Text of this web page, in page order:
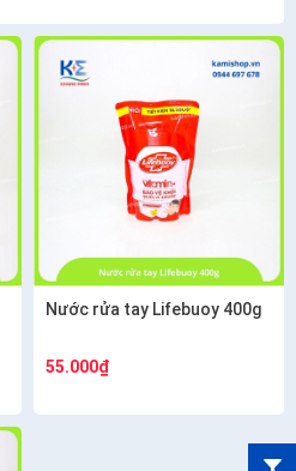
Nước rửa tay Lifebuoy 400g
55.000₫